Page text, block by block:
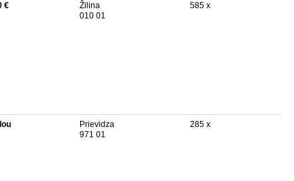
€
Žilina
010 01
585 x
Prievidza
971 01
285 x